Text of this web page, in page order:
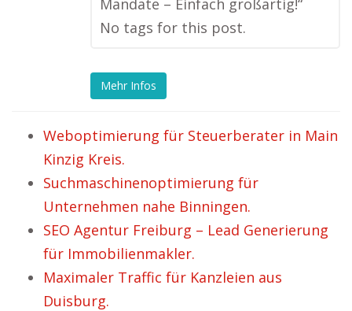
Mandate – Einfach großartig!“
No tags for this post.
Mehr Infos
Weboptimierung für Steuerberater in Main
Kinzig Kreis.
Suchmaschinenoptimierung für
Unternehmen nahe Binningen.
SEO Agentur Freiburg – Lead Generierung
für Immobilienmakler.
Maximaler Traffic für Kanzleien aus
Duisburg.